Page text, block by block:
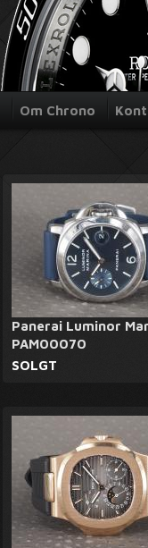
Om Chrono
Panerai Luminor
PAM00070
SOLGT